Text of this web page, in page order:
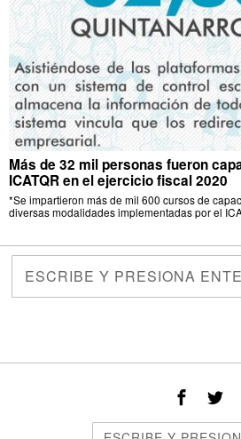
Más de 32 mil personas fueron
ICATQR en el ejercicio fiscal 2020
*Se impartieron más de mil 600 cursos de
diversas modalidades implementadas por el